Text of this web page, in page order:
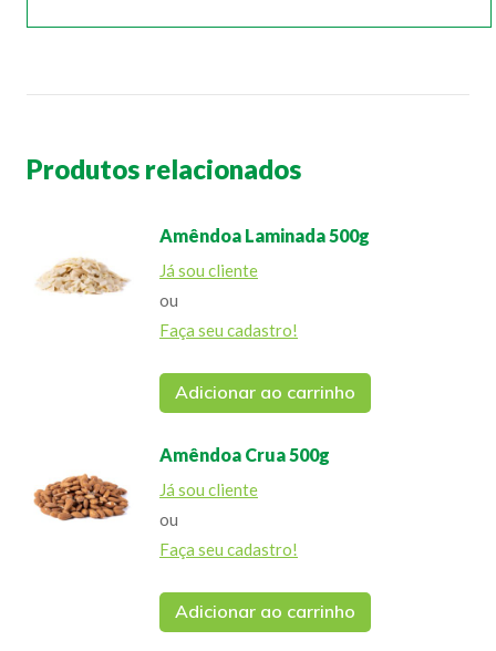
Produtos relacionados
Amêndoa Laminada 500g
Já sou cliente
ou
Faça seu cadastro!
Adicionar ao carrinho
Amêndoa Crua 500g
Já sou cliente
ou
Faça seu cadastro!
Adicionar ao carrinho